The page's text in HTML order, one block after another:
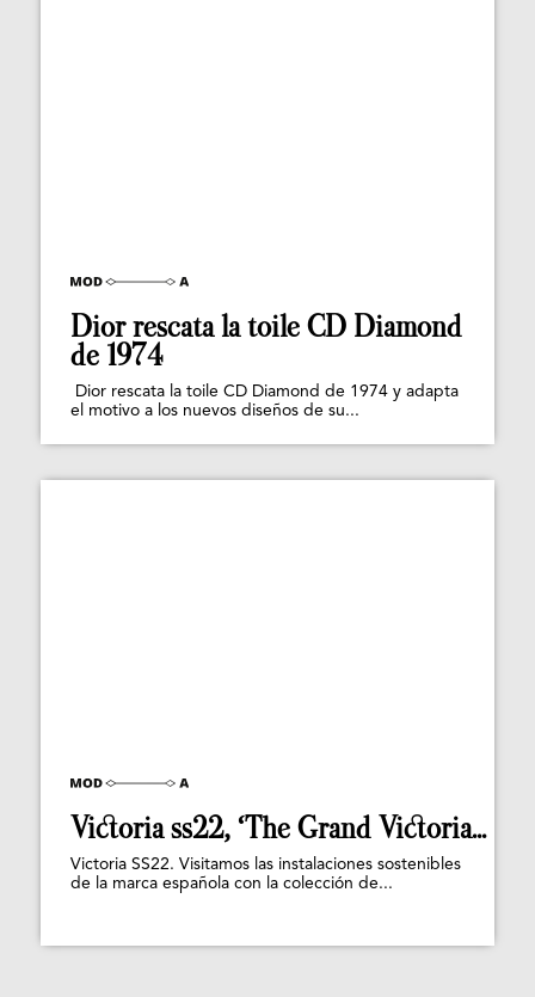
Dior rescata la toile CD Diamond
de 1974
Dior rescata la toile CD Diamond de 1974 y adapta
el motivo a los nuevos diseños de su...
Victoria ss22, ‘The Grand Victoria...
Victoria SS22. Visitamos las instalaciones sostenibles
de la marca española con la colección de...